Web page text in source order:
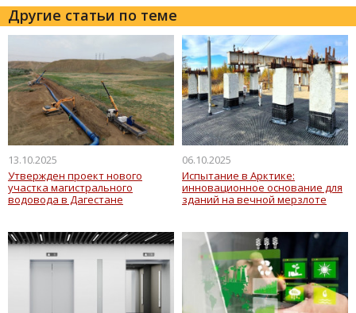
Другие статьи по теме
13.10.2025
Утвержден проект нового
участка магистрального
водовода в Дагестане
06.10.2025
Испытание в Арктике:
инновационное основание для
зданий на вечной мерзлоте